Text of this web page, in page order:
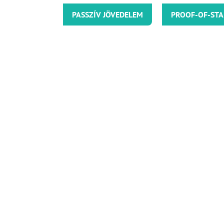
PASSZÍV JÖVEDELEM PROOF-OF-